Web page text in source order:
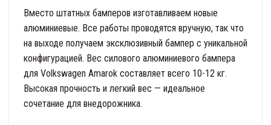
Вместо штатных бамперов изготавливаем новые
алюминиевые. Все работы проводятся вручную, так что
на выходе получаем эксклюзивный бампер с уникальной
конфигурацией. Вес силового алюминиевого бампера
для Volkswagen Amarok составляет всего 10-12 кг.
Высокая прочность и легкий вес — идеальное
сочетание для внедорожника.